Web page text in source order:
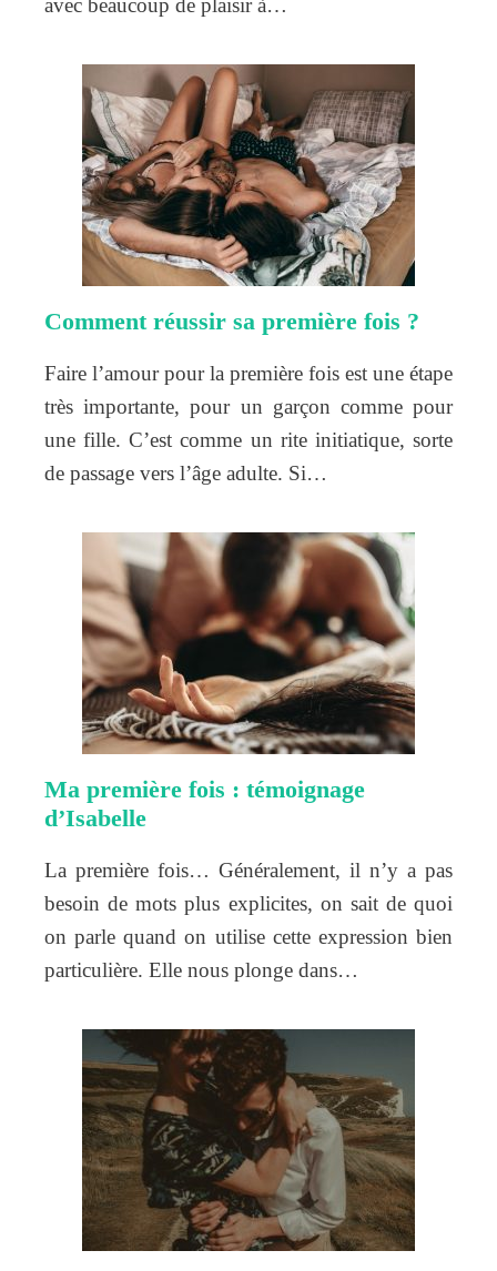
avec beaucoup de plaisir à…
Comment réussir sa première fois ?
Faire l’amour pour la première fois est une étape
très importante, pour un garçon comme pour
une fille. C’est comme un rite initiatique, sorte
de passage vers l’âge adulte. Si…
Ma première fois : témoignage
d’Isabelle
La première fois… Généralement, il n’y a pas
besoin de mots plus explicites, on sait de quoi
on parle quand on utilise cette expression bien
particulière. Elle nous plonge dans…